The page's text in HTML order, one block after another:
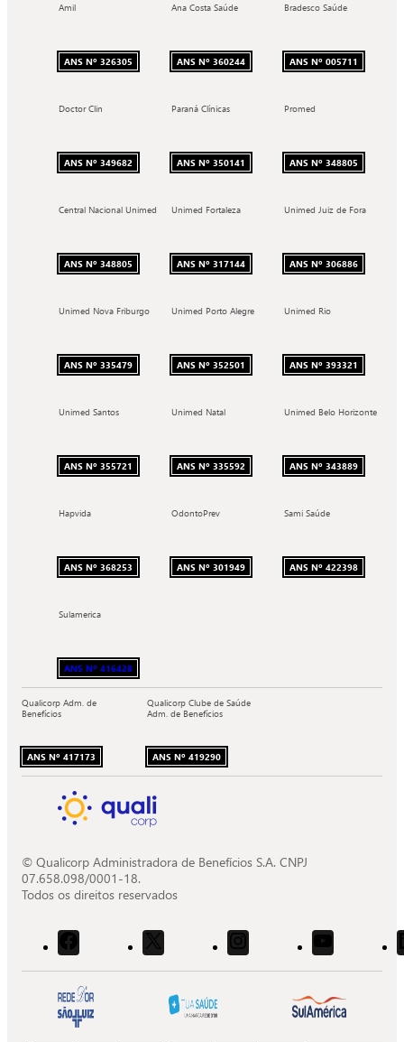
Amil
ANS Nº 326305
Ana Costa Saúde
ANS Nº 360244
Bradesco Saúde
ANS Nº 005711
Doctor Clin
ANS Nº 349682
Paraná Clínicas
ANS Nº 350141
Promed
ANS Nº 348805
Central Nacional Unimed
ANS Nº 348805
Unimed Fortaleza
ANS Nº 317144
Unimed Juiz de Fora
ANS Nº 306886
Unimed Nova Friburgo
ANS Nº 335479
Unimed Porto Alegre
ANS Nº 352501
Unimed Rio
ANS Nº 393321
Unimed Santos
ANS Nº 355721
Unimed Natal
ANS Nº 335592
Unimed Belo Horizonte
ANS Nº 343889
Hapvida
ANS Nº 368253
OdontoPrev
ANS Nº 301949
Sami Saúde
ANS Nº 422398
Sulamerica
ANS Nº 416428
Qualicorp Adm. de
Benefícios
ANS Nº 417173
Qualicorp Clube de Saúde
Adm. de Benefícios
ANS Nº 419290
© Qualicorp Administradora de Benefícios S.A. CNPJ
07.658.098/0001-18.
Todos os direitos reservados
Acessar
o
Facebook
da
Quali.
Acessar
o
X
Quali.
Acessar
o
Instagram
Acessar
o
Youtube
Quali.